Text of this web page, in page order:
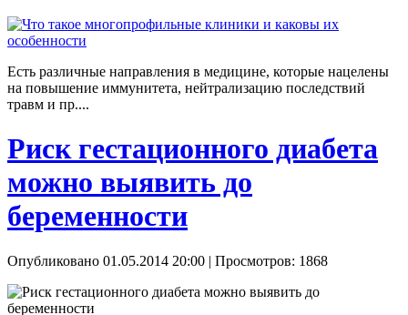
Есть различные направления в медицине, которые нацелены
на повышение иммунитета, нейтрализацию последствий
травм и пр....
Риск гестационного диабета
можно выявить до
беременности
Опубликовано 01.05.2014 20:00 | Просмотров: 1868